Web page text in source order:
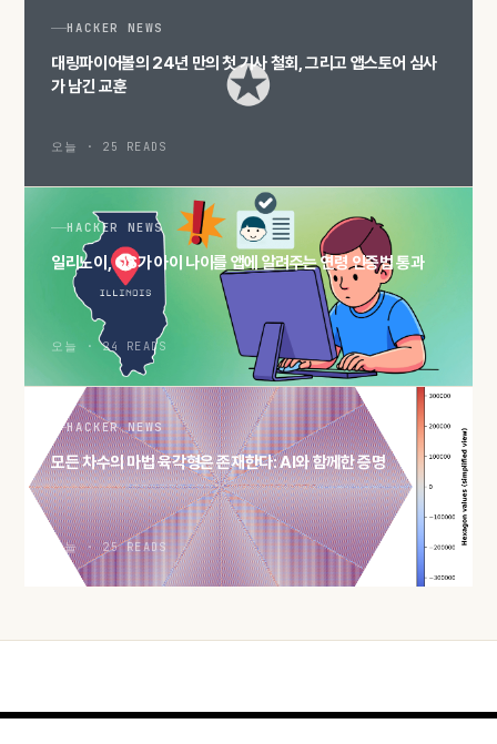
HACKER NEWS
대링파이어볼의 24년 만의 첫 기사 철회, 그리고 앱스토어 심사
가 남긴 교훈
오늘 · 25 READS
HACKER NEWS
일리노이, OS가 아이 나이를 앱에 알려주는 연령 인증법 통과
오늘 · 24 READS
HACKER NEWS
모든 차수의 마법 육각형은 존재한다: AI와 함께한 증명
오늘 · 25 READS